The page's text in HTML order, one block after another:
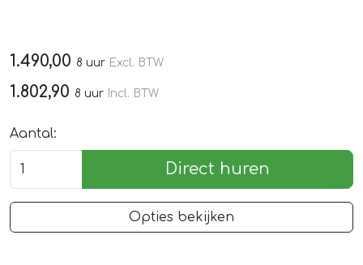
1.490,00 8 uur Excl. BTW
1.802,90 8 uur Incl. BTW
Aantal:
Direct huren
Opties bekijken